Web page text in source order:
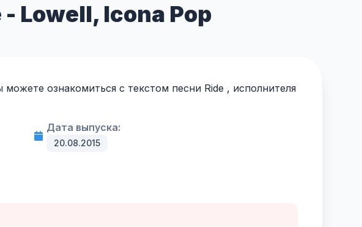
Lowell, Icona Pop
ознакомиться с текстом песни Ride , исполнителя
Дата выпуска:
20.08.2015